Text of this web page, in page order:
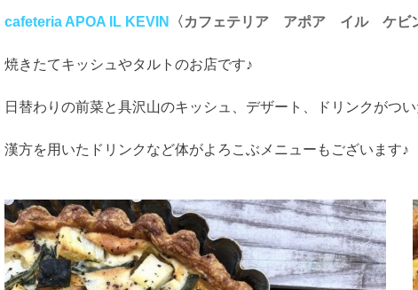
cafeteria APOA IL KEVIN 〈カフェテリア アポア イル ケビ
焼きたてキッシュやタルトのお店です♪
日替わりの前菜と具沢山のキッシュ、デザート、ドリンクがつ
漢方を用いたドリンクなど体がよろこぶメニューもございます♪